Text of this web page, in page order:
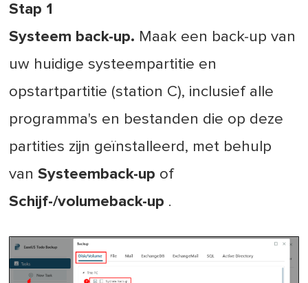
Stap 1
Systeem back-up. Maak een back-up van
uw huidige systeempartitie en
opstartpartitie (station C), inclusief alle
programma's en bestanden die op deze
partities zijn geïnstalleerd, met behulp
vanSysteemback-up of
Schijf-/volumeback-up .